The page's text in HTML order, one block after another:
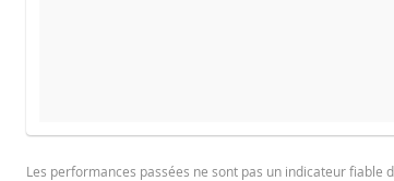
PROSPECTUS DE BASE
Les performances passées ne sont pas un indicateur fiable